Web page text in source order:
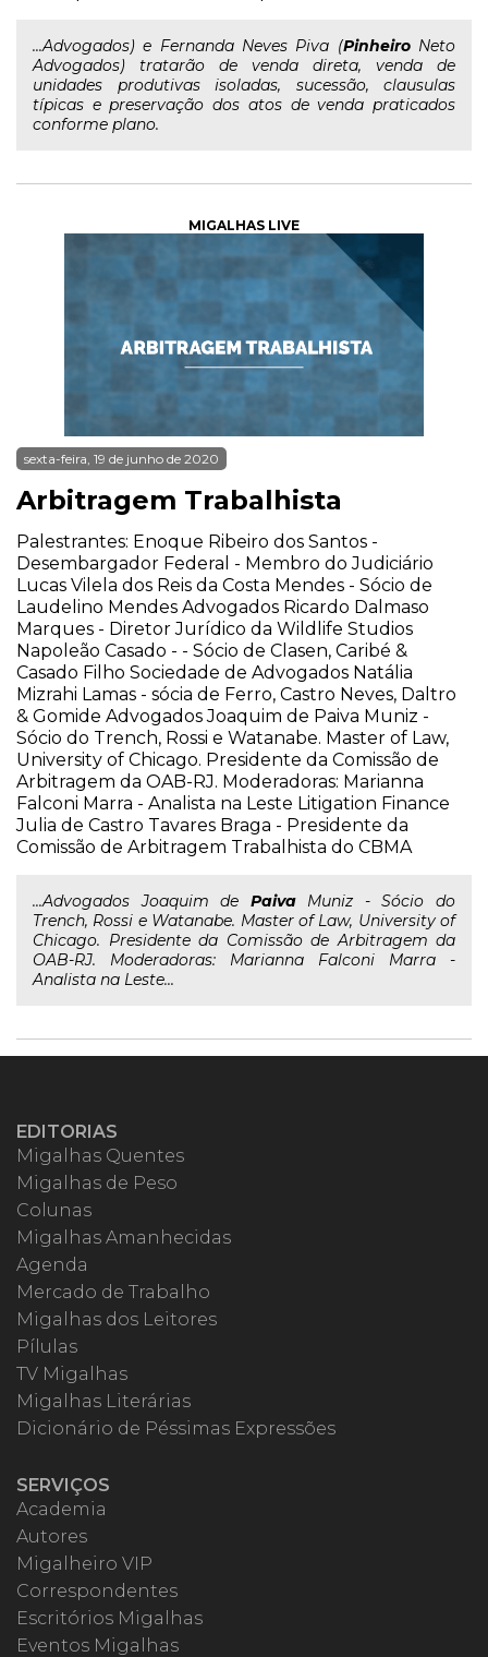
...Advogados) e Fernanda Neves Piva (PinheiroNeto
Advogados) tratarão de venda direta, venda de
unidades produtivas isoladas, sucessão, clausulas
típicas e preservação dos atos de venda praticados
conforme plano.
MIGALHAS LIVE
sexta-feira, 19 de junho de 2020
Arbitragem Trabalhista
Palestrantes: Enoque Ribeiro dos Santos -
Desembargador Federal - Membro do Judiciário
Lucas Vilela dos Reis da Costa Mendes - Sócio de
Laudelino Mendes Advogados Ricardo Dalmaso
Marques - Diretor Jurídico da Wildlife Studios
Napoleão Casado - - Sócio de Clasen, Caribé &
Casado Filho Sociedade de Advogados Natália
Mizrahi Lamas - sócia de Ferro, Castro Neves, Daltro
& Gomide Advogados Joaquim de Paiva Muniz -
Sócio do Trench, Rossi e Watanabe. Master of Law,
University of Chicago. Presidente da Comissão de
Arbitragem da OAB-RJ. Moderadoras: Marianna
Falconi Marra - Analista na Leste Litigation Finance
Julia de Castro Tavares Braga - Presidente da
Comissão de Arbitragem Trabalhista do CBMA
...Advogados Joaquim de PaivaMuniz - Sócio do
Trench, Rossi e Watanabe. Master of Law, University of
Chicago. Presidente da Comissão de Arbitragem da
OAB-RJ. Moderadoras: Marianna Falconi Marra -
Analista na Leste...
EDITORIAS
Migalhas Quentes
Migalhas de Peso
Colunas
Migalhas Amanhecidas
Agenda
Mercado de Trabalho
Migalhas dos Leitores
Pílulas
TV Migalhas
Migalhas Literárias
Dicionário de Péssimas Expressões
SERVIÇOS
Academia
Autores
Migalheiro VIP
Correspondentes
Escritórios Migalhas
Eventos Migalhas